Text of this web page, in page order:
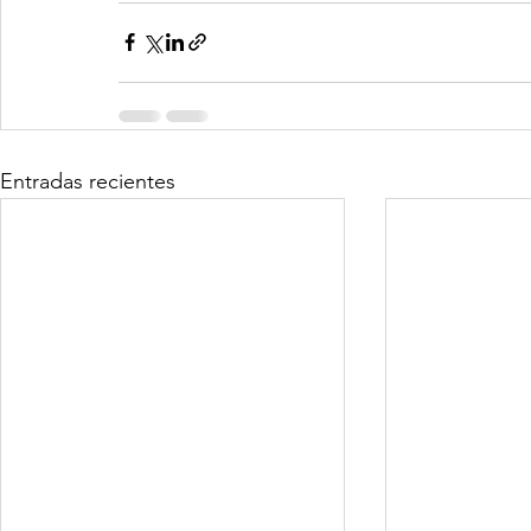
Entradas recientes